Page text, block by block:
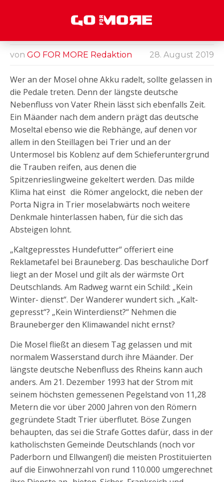
DIE RÖMER HABEN
NICHT GESPONNEN
Wer an der
Akku radelt,
sollte
gelassen in
die Pedale
treten.
von GO FOR MORE Redaktion 28. August 2019
Wer an der Mosel ohne Akku radelt, sollte gelassen in
die Pedale treten. Denn der längste deutsche
Nebenfluss von Vater Rhein lässt sich ebenfalls Zeit.
Ein Mäander nach dem andern prägt das deutsche
Moseltal ebenso wie die Rebhänge, auf denen vor
allem in den Steillagen bei Trier und an der
Untermosel bis Koblenz auf dem Schieferuntergrund
die Trauben reifen, aus denen die
Spitzenrieslingweine gekeltert werden. Das milde
Klima hat einst die Römer angelockt, die neben der
Porta Nigra in Trier moselabwärts noch weitere
Denkmale hinterlassen haben, für die sich das
Absteigen lohnt.
„Kaltgepresstes Hundefutter“ offeriert eine
Reklametafel bei Brauneberg. Das beschauliche Dorf
liegt an der Mosel und gilt als der wärmste Ort
Deutschlands. Am Radweg warnt ein Schild: „Kein
Winter- dienst“. Der Wanderer wundert sich. „Kalt-
gepresst“? „Kein Winterdienst?“ Nehmen die
Brauneberger den Klimawandel nicht ernst?
Die Mosel fließt an diesem Tag gelassen und mit
normalem Wasserstand durch ihre Mäander. Der
längste deutsche Nebenfluss des Rheins kann auch
anders. Am 21. Dezember 1993 hat der Strom mit
seinem höchsten gemessenen Pegelstand von 11,28
Metern die vor über 2000 Jahren von den Römern
gegründete Stadt Trier überflutet. Böse Zungen
behaupten, das sei die Strafe Gottes dafür, dass in der
katholischsten Gemeinde Deutschlands (noch vor
Paderborn und Ellwangen!) die meisten Prostituierten
auf die Einwohnerzahl von rund 110.000 umgerechnet